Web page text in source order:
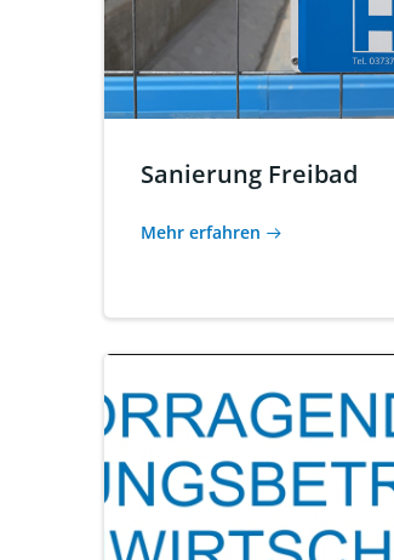
Sanierung Freibad
Mehr erfahren